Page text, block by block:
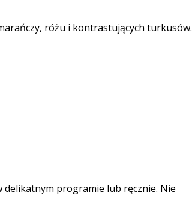
różu i kontrastujących turkusów.
programie lub ręcznie. Nie